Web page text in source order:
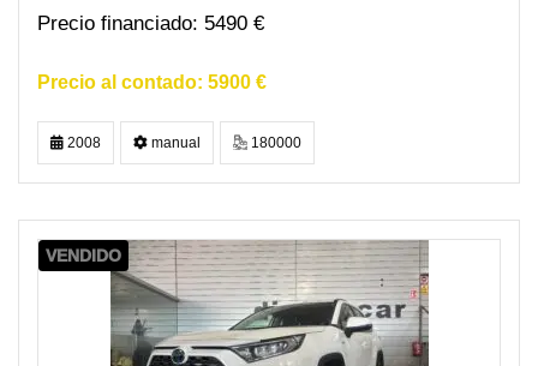
5490 €
5900 €
2008 manual 180000
VENDIDO